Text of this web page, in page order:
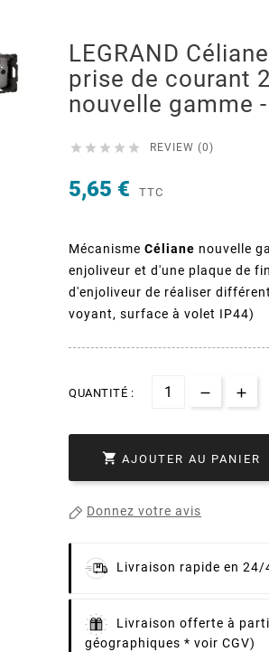
LEGRAND
prise de courant
nouvelle gamme
     REVIEW (0)
5,65 € TTC
Mécanisme Céliane nouvelle
enjoliveur et d'une plaque de
d'enjoliveur de réaliser
voyant, surface à volet IP44)
QUANTITÉ :
 AJOUTER AU PANIER
Donnez votre avis
Livraison rapide en
Livraison offerte à
géographiques * voir CGV)